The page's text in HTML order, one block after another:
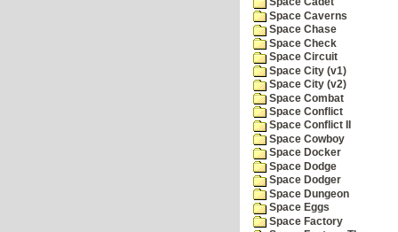
Space Cadet
Space Caverns
Space Chase
Space Check
Space Circuit
Space City (v1)
Space City (v2)
Space Combat
Space Conflict
Space Conflict II
Space Cowboy
Space Docker
Space Dodge
Space Dodger
Space Dungeon
Space Eggs
Space Factory